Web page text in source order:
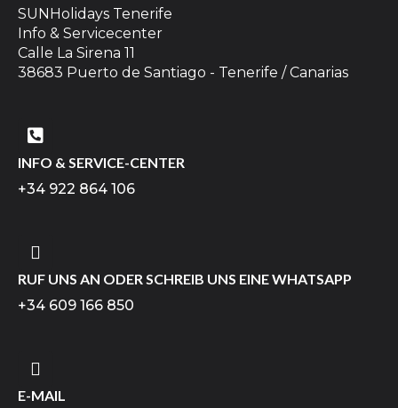
SUNHolidays Tenerife
Info & Servicecenter
Calle La Sirena 11
38683 Puerto de Santiago - Tenerife / Canarias
INFO & SERVICE-CENTER
+34 922 864 106
RUF UNS AN ODER SCHREIB UNS EINE WHATSAPP
+34 609 166 850
E-MAIL